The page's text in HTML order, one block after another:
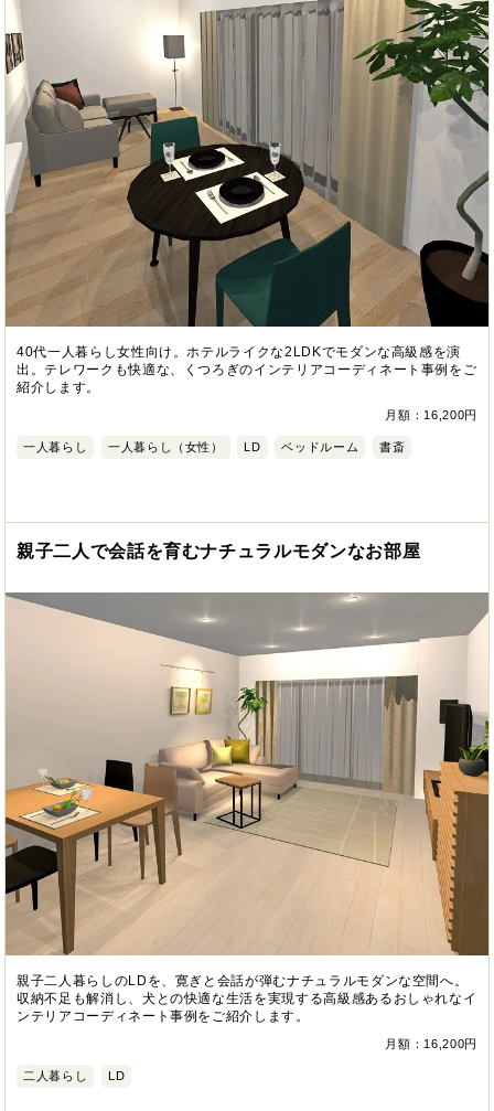
40代一人暮らし女性向け。ホテルライクな2LDKでモダンな高級感を演
出。テレワークも快適な、くつろぎのインテリアコーディネート事例をご
紹介します。
月額：16,200円
一人暮らし 一人暮らし（女性） LD ベッドルーム 書斎
親子二人で会話を育むナチュラルモダンなお部屋
親子二人暮らしのLDを、寛ぎと会話が弾むナチュラルモダンな空間へ。
収納不足も解消し、犬との快適な生活を実現する高級感あるおしゃれなイ
ンテリアコーディネート事例をご紹介します。
月額：16,200円
二人暮らし LD